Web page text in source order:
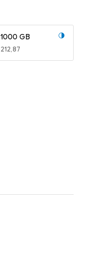
1000 GB
EUR
212,87